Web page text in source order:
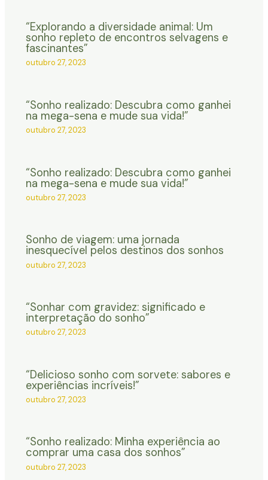
“Explorando a diversidade animal: Um
sonho repleto de encontros selvagens e
fascinantes”
outubro 27, 2023
“Sonho realizado: Descubra como ganhei
na mega-sena e mude sua vida!”
outubro 27, 2023
“Sonho realizado: Descubra como ganhei
na mega-sena e mude sua vida!”
outubro 27, 2023
Sonho de viagem: uma jornada
inesquecível pelos destinos dos sonhos
outubro 27, 2023
“Sonhar com gravidez: significado e
interpretação do sonho”
outubro 27, 2023
“Delicioso sonho com sorvete: sabores e
experiências incríveis!”
outubro 27, 2023
“Sonho realizado: Minha experiência ao
comprar uma casa dos sonhos”
outubro 27, 2023